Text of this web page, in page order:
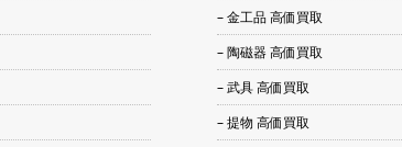
– 金工品 高価買取
– 陶磁器 高価買取
– 武具 高価買取
– 提物 高価買取